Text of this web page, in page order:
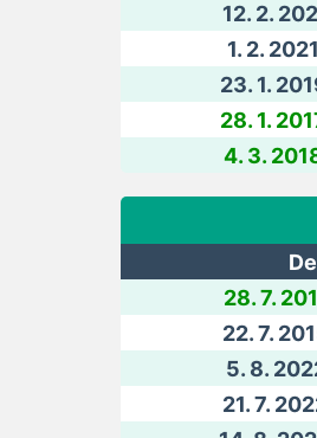
12. 2.
1. 2.
23. 1.
28. 1.
4. 3.
28. 7.
22. 7.
5. 8.
21. 7.